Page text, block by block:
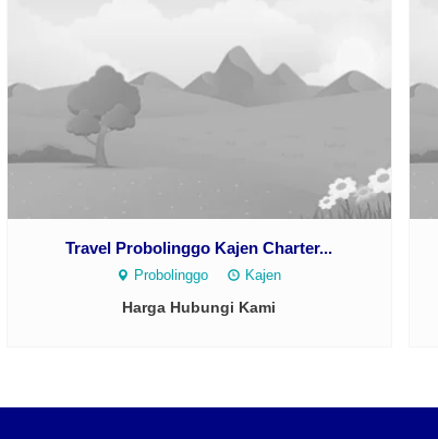
Travel Probolinggo Kajen Charter...
Probolinggo Kajen
Harga Hubungi Kami